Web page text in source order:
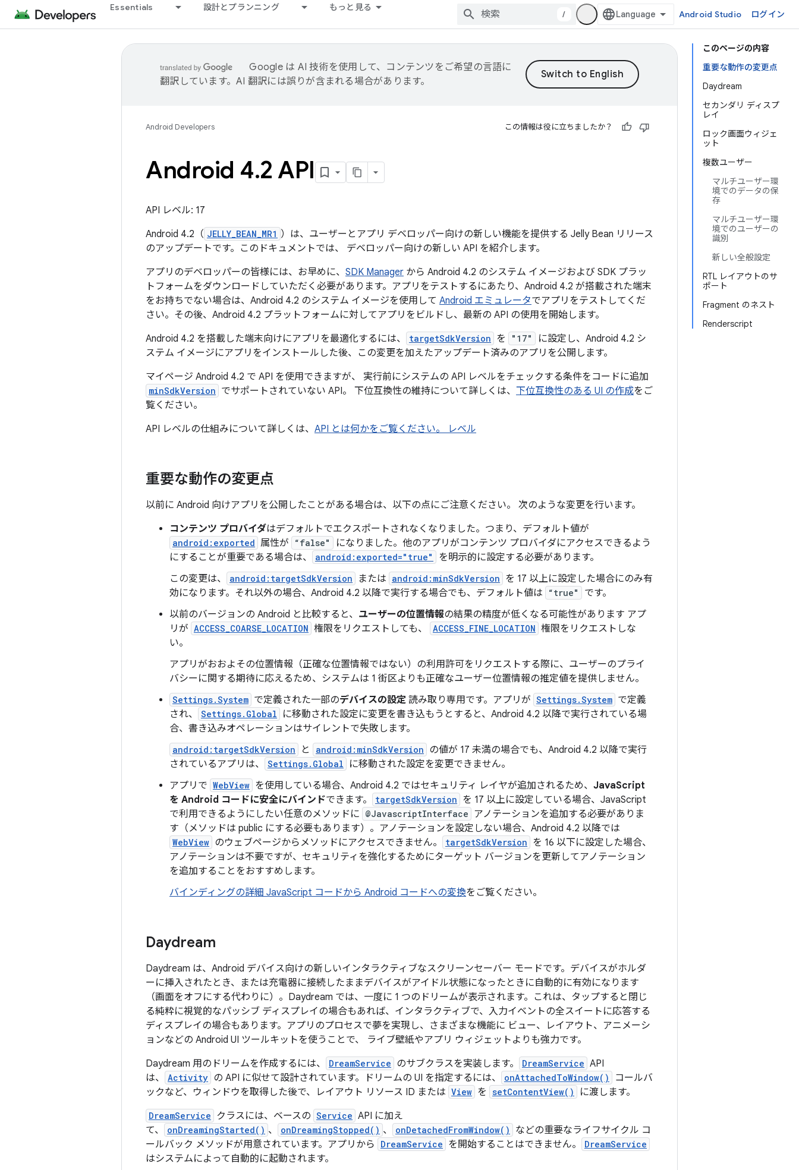
Essentials 設計とプランニング もっと見る
/ Android Studio ログイン
このページの内容
重要な動作の変更点
Daydream
セカンダリ ディスプ
レイ
ロック画面ウィジェ
ット
複数ユーザー
マルチユーザー環
境でのデータの保
存
マルチユーザー環
境でのユーザーの
識別
新しい全般設定
RTL レイアウトのサ
ポート
Fragment のネスト
Renderscript
Google は AI 技術を使用して、コンテンツをご希望の言語に
翻訳しています。AI 翻訳には誤りが含まれる場合があります。
Android Developers この情報は役に立ちましたか？
Android 4.2 API
API レベル: 17
Android 4.2（ JELLY_BEAN_MR1 ）は、ユーザーとアプリ デベロッパー向けの新しい機能を提供する Jelly Bean リリース
のアップデートです。このドキュメントでは、 デベロッパー向けの新しい API を紹介します。
アプリのデベロッパーの皆様には、お早めに、 SDK Manager から Android 4.2 のシステム イメージおよび SDK プラッ
トフォームをダウンロードしていただく必要があります。アプリをテストするにあたり、Android 4.2 が搭載された端末
をお持ちでない場合は、Android 4.2 のシステム イメージを使用して Android エミュレータでアプリをテストしてくだ
さい。その後、Android 4.2 プラットフォームに対してアプリをビルドし、最新の API の使用を開始します。
Android 4.2 を搭載した端末向けにアプリを最適化するには、
targetSdkVersion を "17"
に設定し、Android 4.2 シ
ステム イメージにアプリをインストールした後、この変更を加えたアップデート済みのアプリを公開します。
マイページ Android 4.2 で API を使用できますが、 実行前にシステムの API レベルをチェックする条件をコードに追加
minSdkVersion でサポートされていない API。 下位互換性の維持について詳しくは、 下位互換性のある UI の作成をご
覧ください。
API レベルの仕組みについて詳しくは、 API とは何かをご覧ください。 レベル
重要な動作の変更点
以前に Android 向けアプリを公開したことがある場合は、以下の点にご注意ください。 次のような変更を行います。
コンテンツ プロバイダはデフォルトでエクスポートされなくなりました。つまり、デフォルト値が
android:exported 属性が “false"
になりました。他のアプリがコンテンツ プロバイダにアクセスできるよう
にすることが重要である場合は、
android:exported="true"
を明示的に設定する必要があります。
この変更は、
android:targetSdkVersion または android:minSdkVersion を 17 以上に設定した場合にのみ有
効になります。それ以外の場合、Android 4.2 以降で実行する場合でも、デフォルト値は
“true"
です。
以前のバージョンの Android と比較すると、 ユーザーの位置情報の結果の精度が低くなる可能性があります アプ
リが ACCESS_COARSE_LOCATION 権限をリクエストしても、 ACCESS_FINE_LOCATION 権限をリクエストしな
い。
アプリがおおよその位置情報（正確な位置情報ではない）の利用許可をリクエストする際に、ユーザーのプライ
バシーに関する期待に応えるため、システムは 1 街区よりも正確なユーザー位置情報の推定値を提供しません。
Settings.System で定義された一部のデバイスの設定 読み取り専用です。アプリが Settings.System で定義
され、
Settings.Global
に移動された設定に変更を書き込もうとすると、Android 4.2 以降で実行されている場
合、書き込みオペレーションはサイレントで失敗します。
android:targetSdkVersion と android:minSdkVersion の値が 17 未満の場合でも、Android 4.2 以降で実行
されているアプリは、
Settings.Global
に移動された設定を変更できません。
アプリで WebView を使用している場合、Android 4.2 ではセキュリティ レイヤが追加されるため、 JavaScript
を Android コードに安全にバインドできます。 targetSdkVersion を 17 以上に設定している場合、JavaScript
で利用できるようにしたい任意のメソッドに @JavascriptInterface アノテーションを追加する必要がありま
す（メソッドは public にする必要もあります）。アノテーションを設定しない場合、Android 4.2 以降では
WebView のウェブページからメソッドにアクセスできません。 targetSdkVersion を 16 以下に設定した場合、
アノテーションは不要ですが、セキュリティを強化するためにターゲット バージョンを更新してアノテーション
を追加することをおすすめします。
バインディングの詳細 JavaScript コードから Android コードへの変換をご覧ください。
Daydream
Daydream は、Android デバイス向けの新しいインタラクティブなスクリーンセーバー モードです。デバイスがホルダ
ーに挿入されたとき、または充電器に接続したままデバイスがアイドル状態になったときに自動的に有効になります
（画面をオフにする代わりに）。Daydream では、一度に 1 つのドリームが表示されます。これは、タップすると閉じ
る純粋に視覚的なパッシブ ディスプレイの場合もあれば、インタラクティブで、入力イベントの全スイートに応答する
ディスプレイの場合もあります。アプリのプロセスで夢を実現し、さまざまな機能に ビュー、レイアウト、アニメーシ
ョンなどの Android UI ツールキットを使うことで、 ライブ壁紙やアプリ ウィジェットよりも強力です。
Daydream 用のドリームを作成するには、
DreamService のサブクラスを実装します。 DreamService API
は、
Activity の API に似せて設計されています。ドリームの UI を指定するには、 onAttachedToWindow()
コールバ
ックなど、ウィンドウを取得した後で、レイアウト リソース ID または View を setContentView() に渡します。
DreamService クラスには、ベースの Service API に加え
て、
onDreamingStarted() 、 onDreamingStopped() 、 onDetachedFromWindow()
などの重要なライフサイクル コ
ールバック メソッドが用意されています。アプリから
DreamService を開始することはできません。 DreamService
はシステムによって自動的に起動されます。